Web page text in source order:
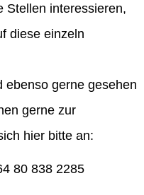
Stellen interessieren,
diese einzeln
ebenso gerne gesehen
gerne zur
hier bitte an:
838 2285